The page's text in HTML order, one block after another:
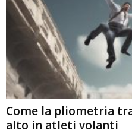
Come la pliometria
alto in atleti volanti